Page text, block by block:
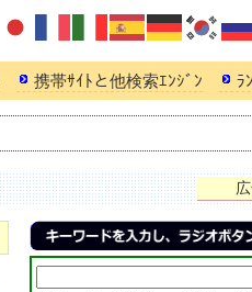
携帯ｻｲﾄと他検索ｴﾝｼﾞﾝ ﾗ